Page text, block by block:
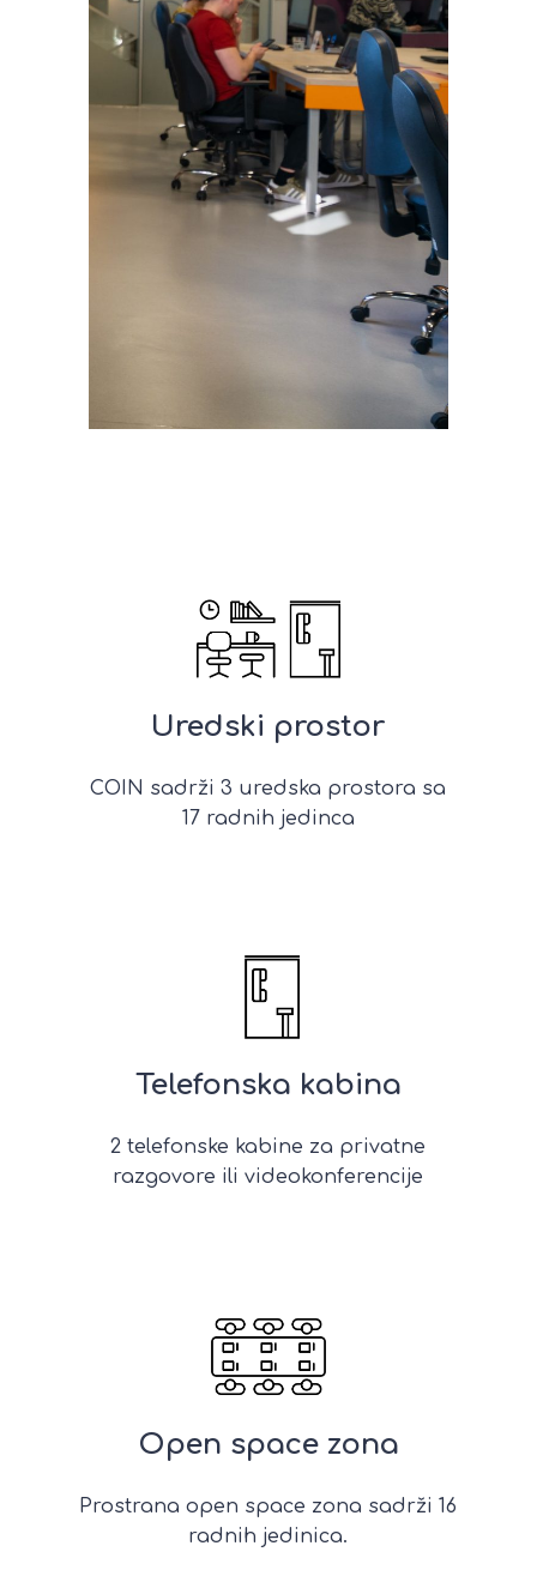
Uredski prostor
COIN sadrži 3 uredska prostora sa
17 radnih jedinca
Telefonska kabina
2 telefonske kabine za privatne
razgovore ili videokonferencije
Open space zona
Prostrana open space zona sadrži 16
radnih jedinica.